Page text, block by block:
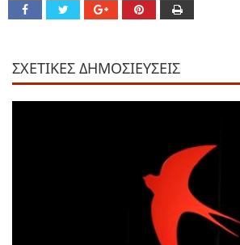
ΣΧΕΤΙΚΕΣ ΔΗΜΟΣΙΕΥΣΕΙΣ